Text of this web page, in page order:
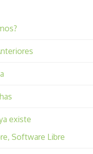
existe
Software Libre